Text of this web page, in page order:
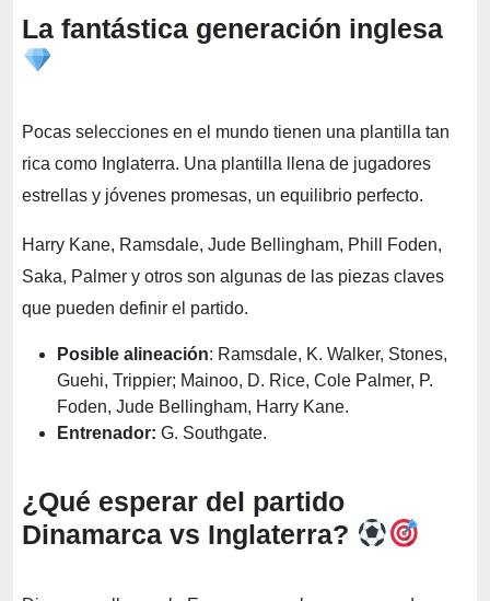
La fantástica generación inglesa
Pocas selecciones en el mundo tienen una plantilla tan
rica como Inglaterra. Una plantilla llena de jugadores
estrellas y jóvenes promesas, un equilibrio perfecto.
Harry Kane, Ramsdale, Jude Bellingham, Phill Foden,
Saka, Palmer y otros son algunas de las piezas claves
que pueden definir el partido.
Posible alineación: Ramsdale, K. Walker, Stones,
Guehi, Trippier; Mainoo, D. Rice, Cole Palmer, P.
Foden, Jude Bellingham, Harry Kane.
Entrenador: G. Southgate.
¿Qué esperar del partido
Dinamarca vs Inglaterra?